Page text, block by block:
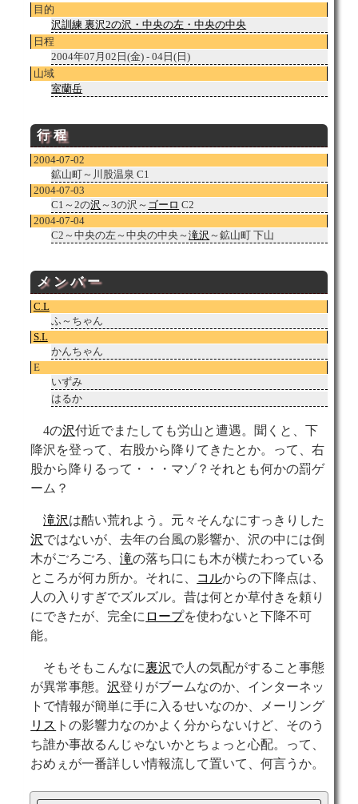
目的
沢訓練 裏沢2の沢・中央の左・中央の中央
日程
2004年07月02日(金) - 04日(日)
山域
室蘭岳
行程
2004-07-02
鉱山町～川股温泉 C1
2004-07-03
C1～2の沢 ～3の沢～ ゴーロ C2
2004-07-04
C2～中央の左～中央の中央～滝沢 ～鉱山町 下山
メンバー
C.L
ふ～ちゃん
S.L
かんちゃん
E
いずみ
はるか
4の沢付近でまたしても労山と遭遇。聞くと、下
降沢を登って、右股から降りてきたとか。って、右
股から降りるって・・・マゾ？それとも何かの罰ゲ
ーム？
滝沢は酷い荒れよう。元々そんなにすっきりした
沢ではないが、去年の台風の影響か、沢の中には倒
木がごろごろ、滝の落ち口にも木が横たわっている
ところが何カ所か。それに、
コルからの下降点は、
人の入りすぎでズルズル。昔は何とか草付きを頼り
にできたが、完全に ロープを使わないと下降不可
能。
そもそもこんなに裏沢で人の気配がすること事態
が異常事態。沢登りがブームなのか、インターネッ
トで情報が簡単に手に入るせいなのか、メーリング
リス トの影響力なのかよく分からないけど、そのう
ち誰か事故るんじゃないかとちょっと心配。って、
おめぇが一番詳しい情報流して置いて、何言うか。